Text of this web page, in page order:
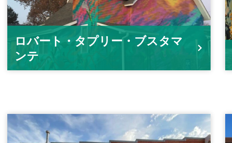
ロバート・タプリー・ブスタマ
ンテ